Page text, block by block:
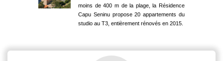
moins de 400 m de la plage, la Résidence
Capu Seninu propose 20 appartements du
studio au T3, entièrement rénovés en 2015.
Corse du Sud, surplombant le fleuve et à